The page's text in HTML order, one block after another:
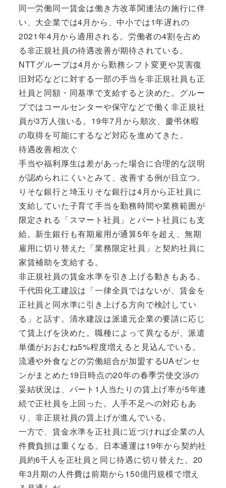
同一労働同一賃金は働き方改革関連法の施行に伴
い、大企業では4月から、中小では1年遅れの
2021年4月から適用される。労働者の4割を占め
る非正規社員の待遇改善が期待されている。
NTTグループは4月から勤務シフト変更や災害復
旧対応などに対する一部の手当を非正規社員も正
社員と同額・同基準で支給すると決めた。グルー
プではコールセンターや保守などで働く非正規社
員が3万人強いる。19年7月から順次、慶弔休暇
の取得を可能にするなど対応を進めてきた。
待遇改善相次ぐ
手当や福利厚生は差があった場合に合理的な説明
が認められにくいとみて、改善する例が目立つ。
りそな銀行と埼玉りそな銀行は4月から正社員に
支給していた子育て手当を勤務時間や業務範囲が
限定される「スマート社員」とパート社員にも支
給。新生銀行も有期雇用が通算5年を超え、無期
雇用に切り替えた「業務限定社員」と契約社員に
家賃補助を支給する。
非正規社員の賃金水準を引き上げる動きもある。
千代田化工建設は「一律全員ではないが、賃金を
正社員と同水準に引き上げる方向で検討してい
る」と話す。清水建設は派遣元企業の要請に応じ
て賃上げを決めた。職種によって異なるが、派遣
単価がおおむね5%程度増えると見込んでいる。
流通や外食などの労働組合が加盟するUAゼンセ
ンがまとめた19日時点の20年の春季労使交渉の
妥結状況は、パート1人当たりの賃上げ率が5年連
続で正社員を上回った。人手不足への対応もあ
り、非正規社員の賃上げが進んでいる。
一方で、賃金水準を正社員に近づければ企業の人
件費負担は重くなる。日本通運は19年から契約社
員約6千人を正社員と同じ待遇に切り替えた。20
年3月期の人件費は前期から150億円規模で増え